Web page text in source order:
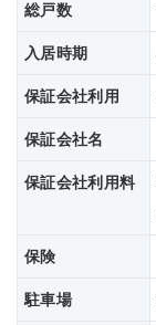
総戸数
入居時期
保証会社利用
保証会社名
保証会社利用料
保険
駐車場